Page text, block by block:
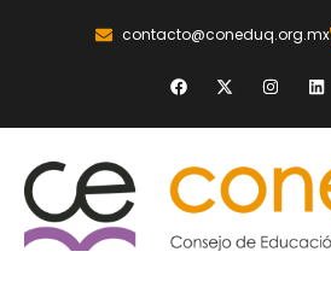
contacto@coneduq.org.mx